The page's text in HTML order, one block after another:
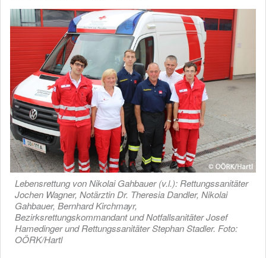
Lebensrettung von Nikolai Gahbauer (v.l.): Rettungssanitäter
Jochen Wagner, Notärztin Dr. Theresia Dandler, Nikolai
Gahbauer, Bernhard Kirchmayr,
Bezirksrettungskommandant und Notfallsanitäter Josef
Hamedinger und Rettungssanitäter Stephan Stadler. Foto:
OÖRK/Hartl